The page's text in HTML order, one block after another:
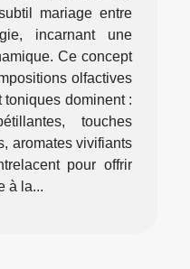
mariage entre
incarnant une
Ce concept
olfactives
dominent :
touches
aromates vivifiants
pour offrir
à la...